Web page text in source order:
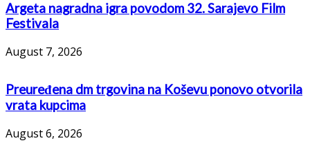
Argeta nagradna igra povodom 32. Sarajevo Film
Festivala
August 7, 2026
Preuređena dm trgovina na Koševu ponovo otvorila
vrata kupcima
August 6, 2026